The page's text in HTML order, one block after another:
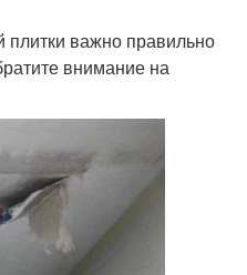
плитки важно правильно
внимание на